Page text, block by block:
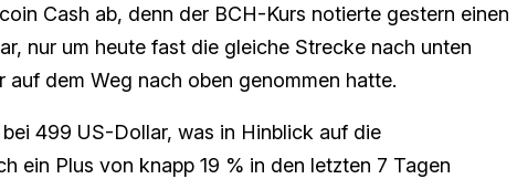
Cash ab, denn der BCH-Kurs notierte gestern einen
nur um heute fast die gleiche Strecke nach unten
auf dem Weg nach oben genommen hatte.
499 US-Dollar, was in Hinblick auf die
ein Plus von knapp 19 % in den letzten 7 Tagen